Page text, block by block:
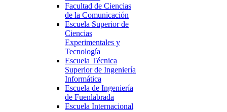
Facultad de Ciencias
de la Comunicación
Escuela Superior de
Ciencias
Experimentales y
Tecnología
Escuela Técnica
Superior de Ingeniería
Informática
Escuela de Ingeniería
de Fuenlabrada
Escuela Internacional